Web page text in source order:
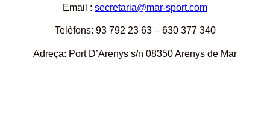
Email : secretaria@mar-sport.com
Telèfons: 93 792 23 63 – 630 377 340
Adreça: Port D’Arenys s/n 08350 Arenys de Mar